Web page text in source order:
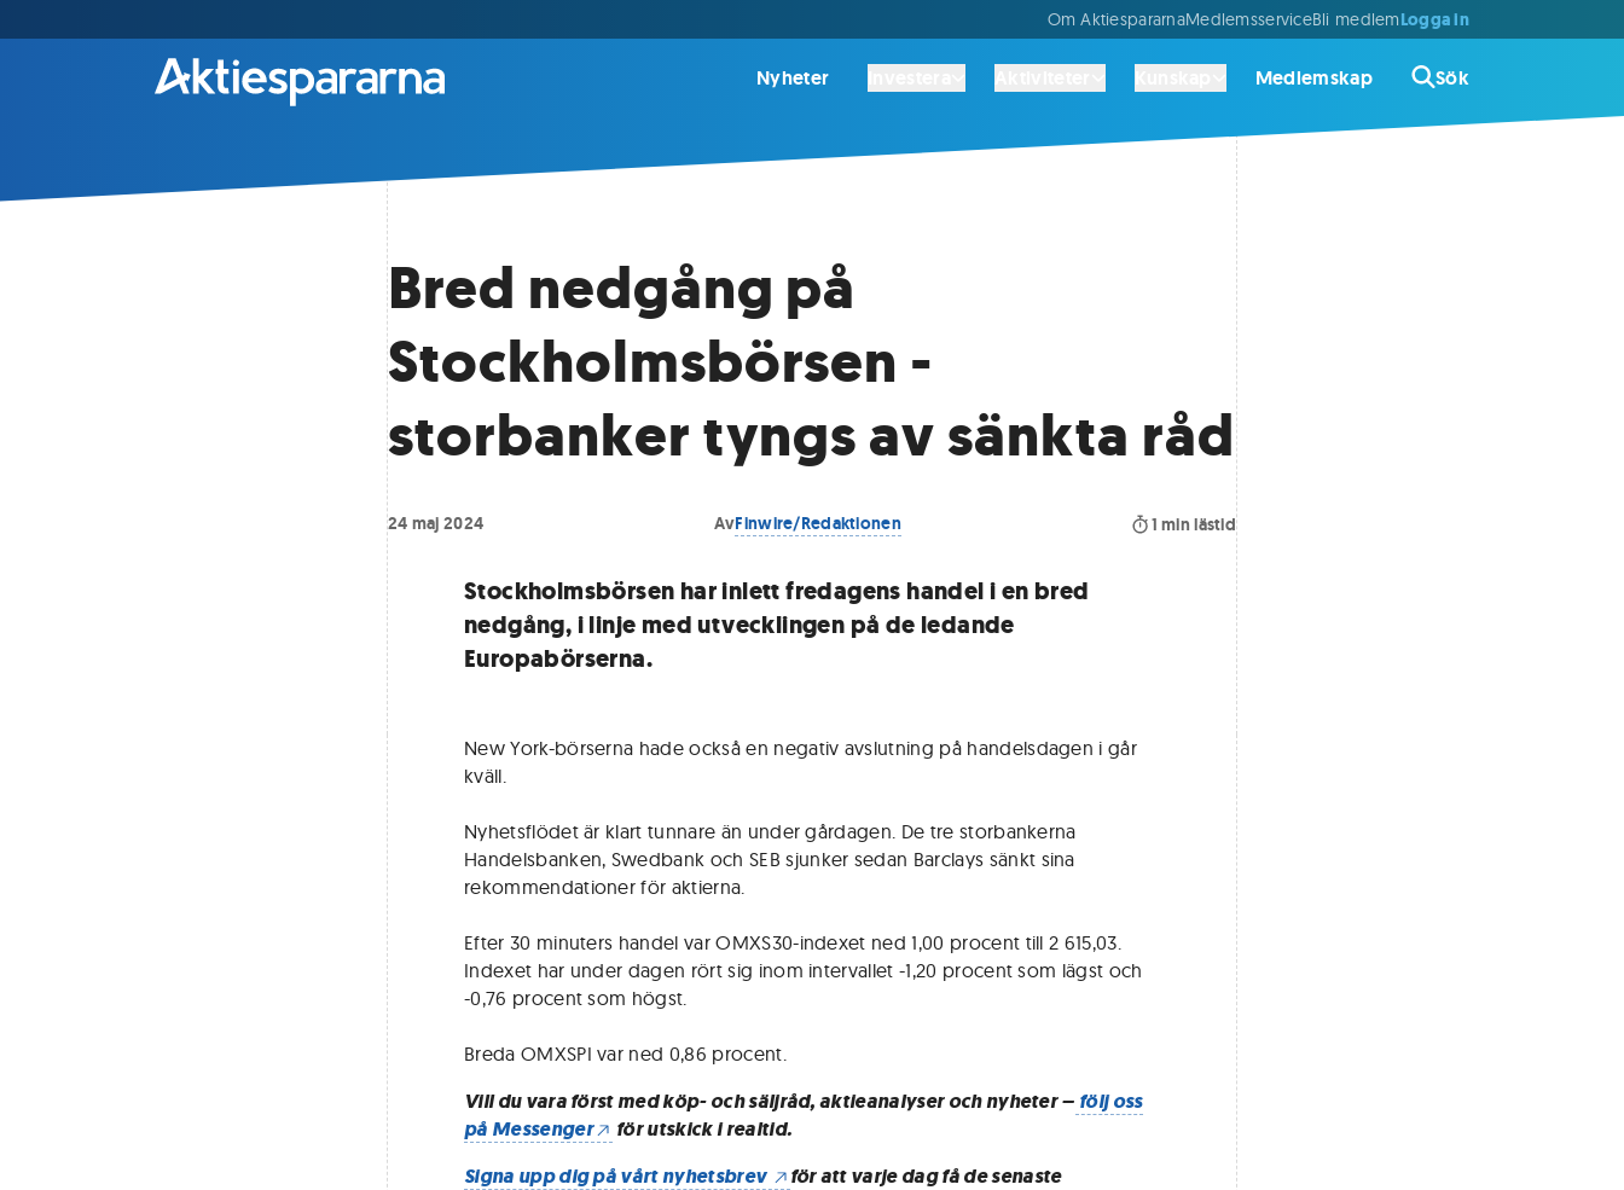
Om AktiespararnaMedlemsserviceBli medlemLogga in
Nyheter Medlemskap Sök
Bred nedgång på
Stockholmsbörsen -
storbanker tyngs av sänkta råd
24 maj 2024 AvFinwire/Redaktionen 1 min lästid
Stockholmsbörsen har inlett fredagens handel i en bred
nedgång, i linje med utvecklingen på de ledande
Europabörserna.
New York-börserna hade också en negativ avslutning på handelsdagen i går
kväll.
Nyhetsflödet är klart tunnare än under gårdagen. De tre storbankerna
Handelsbanken, Swedbank och SEB sjunker sedan Barclays sänkt sina
rekommendationer för aktierna.
Efter 30 minuters handel var OMXS30-indexet ned 1,00 procent till 2 615,03.
Indexet har under dagen rört sig inom intervallet -1,20 procent som lägst och
-0,76 procent som högst.
Breda OMXSPI var ned 0,86 procent.
Vill du vara först med köp- och säljråd, aktieanalyser och nyheter – följ oss
på Messenger
för utskick i realtid.
Signa upp dig på vårt nyhetsbrev
för att varje dag få de senaste